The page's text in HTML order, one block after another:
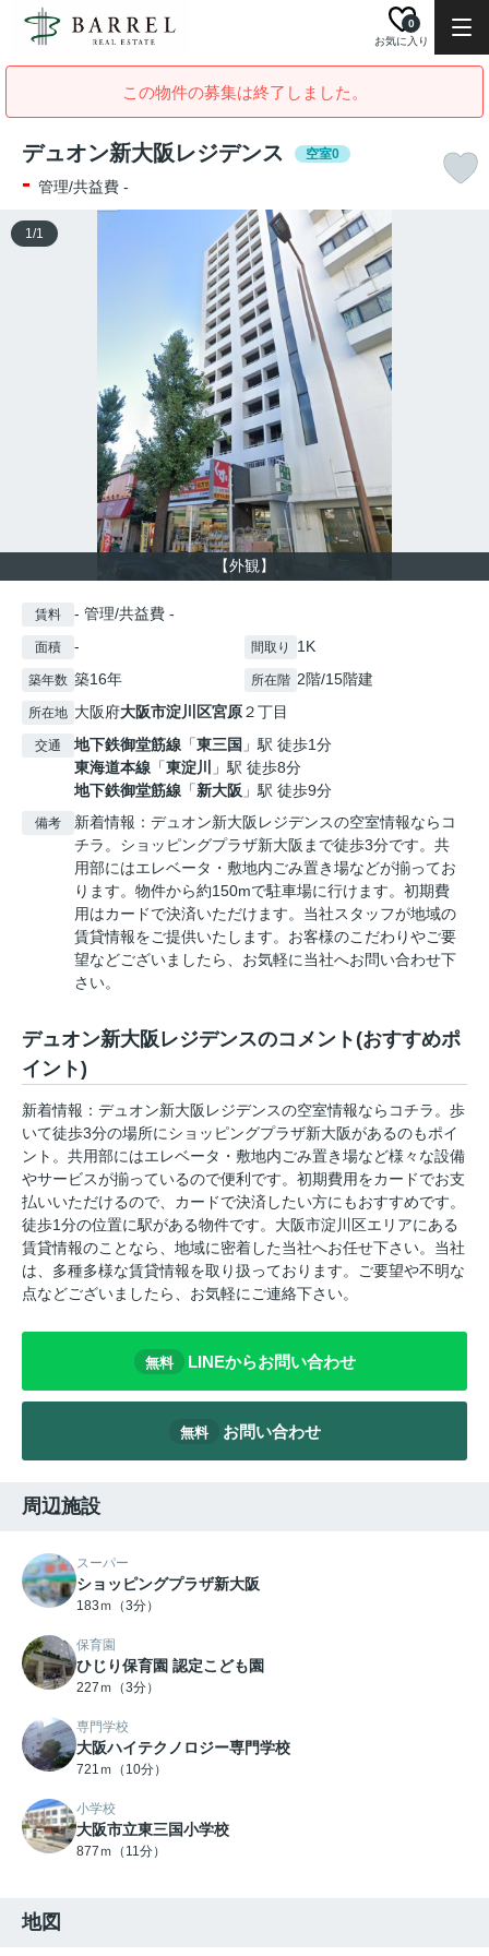
お気に入り
0
この物件の募集は終了しました。
デュオン新大阪レジデンス 空室0
- 管理/共益費 -
【外観】
1/1
賃料 - 管理/共益費 -
面積 - 間取り 1K
築年数 築16年 所在階 2階/15階建
所在地 大阪府大阪市淀川区宮原２丁目
交通 地下鉄御堂筋線 「東三国 」駅 徒歩1分
東海道本線 「東淀川
」駅 徒歩8分
地下鉄御堂筋線 「新大阪 」駅 徒歩9分
備考
新着情報：デュオン新大阪レジデンスの空室情報ならコ
チラ。ショッピングプラザ新大阪まで徒歩3分です。共
用部にはエレベータ・敷地内ごみ置き場などが揃ってお
ります。物件から約150mで駐車場に行けます。初期費
用はカードで決済いただけます。当社スタッフが地域の
賃貸情報をご提供いたします。お客様のこだわりやご要
望などございましたら、お気軽に当社へお問い合わせ下
さい。
デュオン新大阪レジデンスのコメント(おすすめポ
イント)
新着情報：デュオン新大阪レジデンスの空室情報ならコチラ。歩
いて徒歩3分の場所にショッピングプラザ新大阪があるのもポイ
ント。共用部にはエレベータ・敷地内ごみ置き場など様々な設備
やサービスが揃っているので便利です。初期費用をカードでお支
払いいただけるので、カードで決済したい方にもおすすめです。
徒歩1分の位置に駅がある物件です。大阪市淀川区エリアにある
賃貸情報のことなら、地域に密着した当社へお任せ下さい。当社
は、多種多様な賃貸情報を取り扱っております。ご要望や不明な
点などございましたら、お気軽にご連絡下さい。
無料 LINEからお問い合わせ
無料 お問い合わせ
周辺施設
スーパー
ショッピングプラザ新大阪
183ｍ（3分）
保育園
ひじり保育園 認定こども園
227ｍ（3分）
専門学校
大阪ハイテクノロジー専門学校
721ｍ（10分）
小学校
大阪市立東三国小学校
877ｍ（11分）
地図